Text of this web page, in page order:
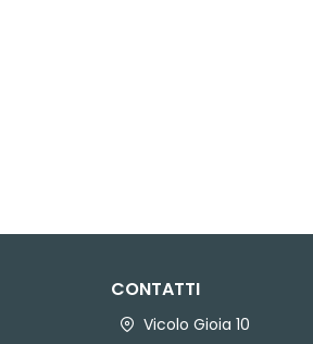
CONTATTI
Vicolo Gioia 10